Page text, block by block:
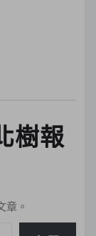
樹報
章。